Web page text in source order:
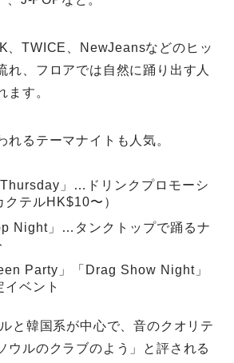
、TWICE、NewJeansなどのヒッ
れ、フロアでは自然に踊り出す人
ます。
れるテーマナイトも人気。
Thursday」…ドリンクプロモーシ
クテルHK$10〜）
Night」…タンクトップで踊るナ
Party」「Drag Show Night」
イベント
と韓国系が中心で、音のクオリテ
ウルのクラブのよう」と評される